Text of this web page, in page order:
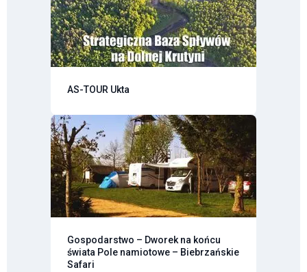
AS-TOUR Ukta
Gospodarstwo – Dworek na końcu
świata Pole namiotowe – Biebrzańskie
Safari